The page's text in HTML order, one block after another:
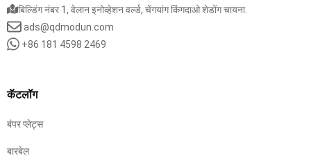
बिल्डिंग नंबर 1, वेलान इनोव्हेशन वर्ल्ड, चेंगयांग किंगदाओ शेडोंग चायना.
ads@qdmodun.com
+86 181 4598 2469
कॅटलॉग
बंपर प्लेट्स
बारबेल